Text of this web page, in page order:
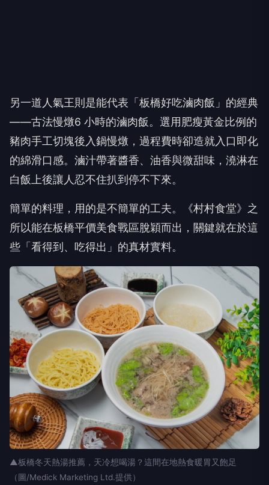
另一道人氣王則是能代表「板橋好吃滷肉飯」的經典
——古法慢燉6 小時的滷肉飯。選用肥瘦黃金比例的
豬肉手工切塊後入鍋慢燉，過程費時卻造就入口即化
的綿滑口感。滷汁帶著醬香、油香與微甜味，澆淋在
白飯上後讓人忍不住扒到停不下來。
簡單的料理，用的是不簡單的工夫。《村村食堂》之
所以能在板橋平價美食戰區脫穎而出，關鍵就在於這
些「看得到、吃得出」的真材實料。
▲板橋冬天熱湯推薦，天冷想喝湯？這間在地熱食暖胃又飽足
（圖/Medick Marketing Ltd.提供）